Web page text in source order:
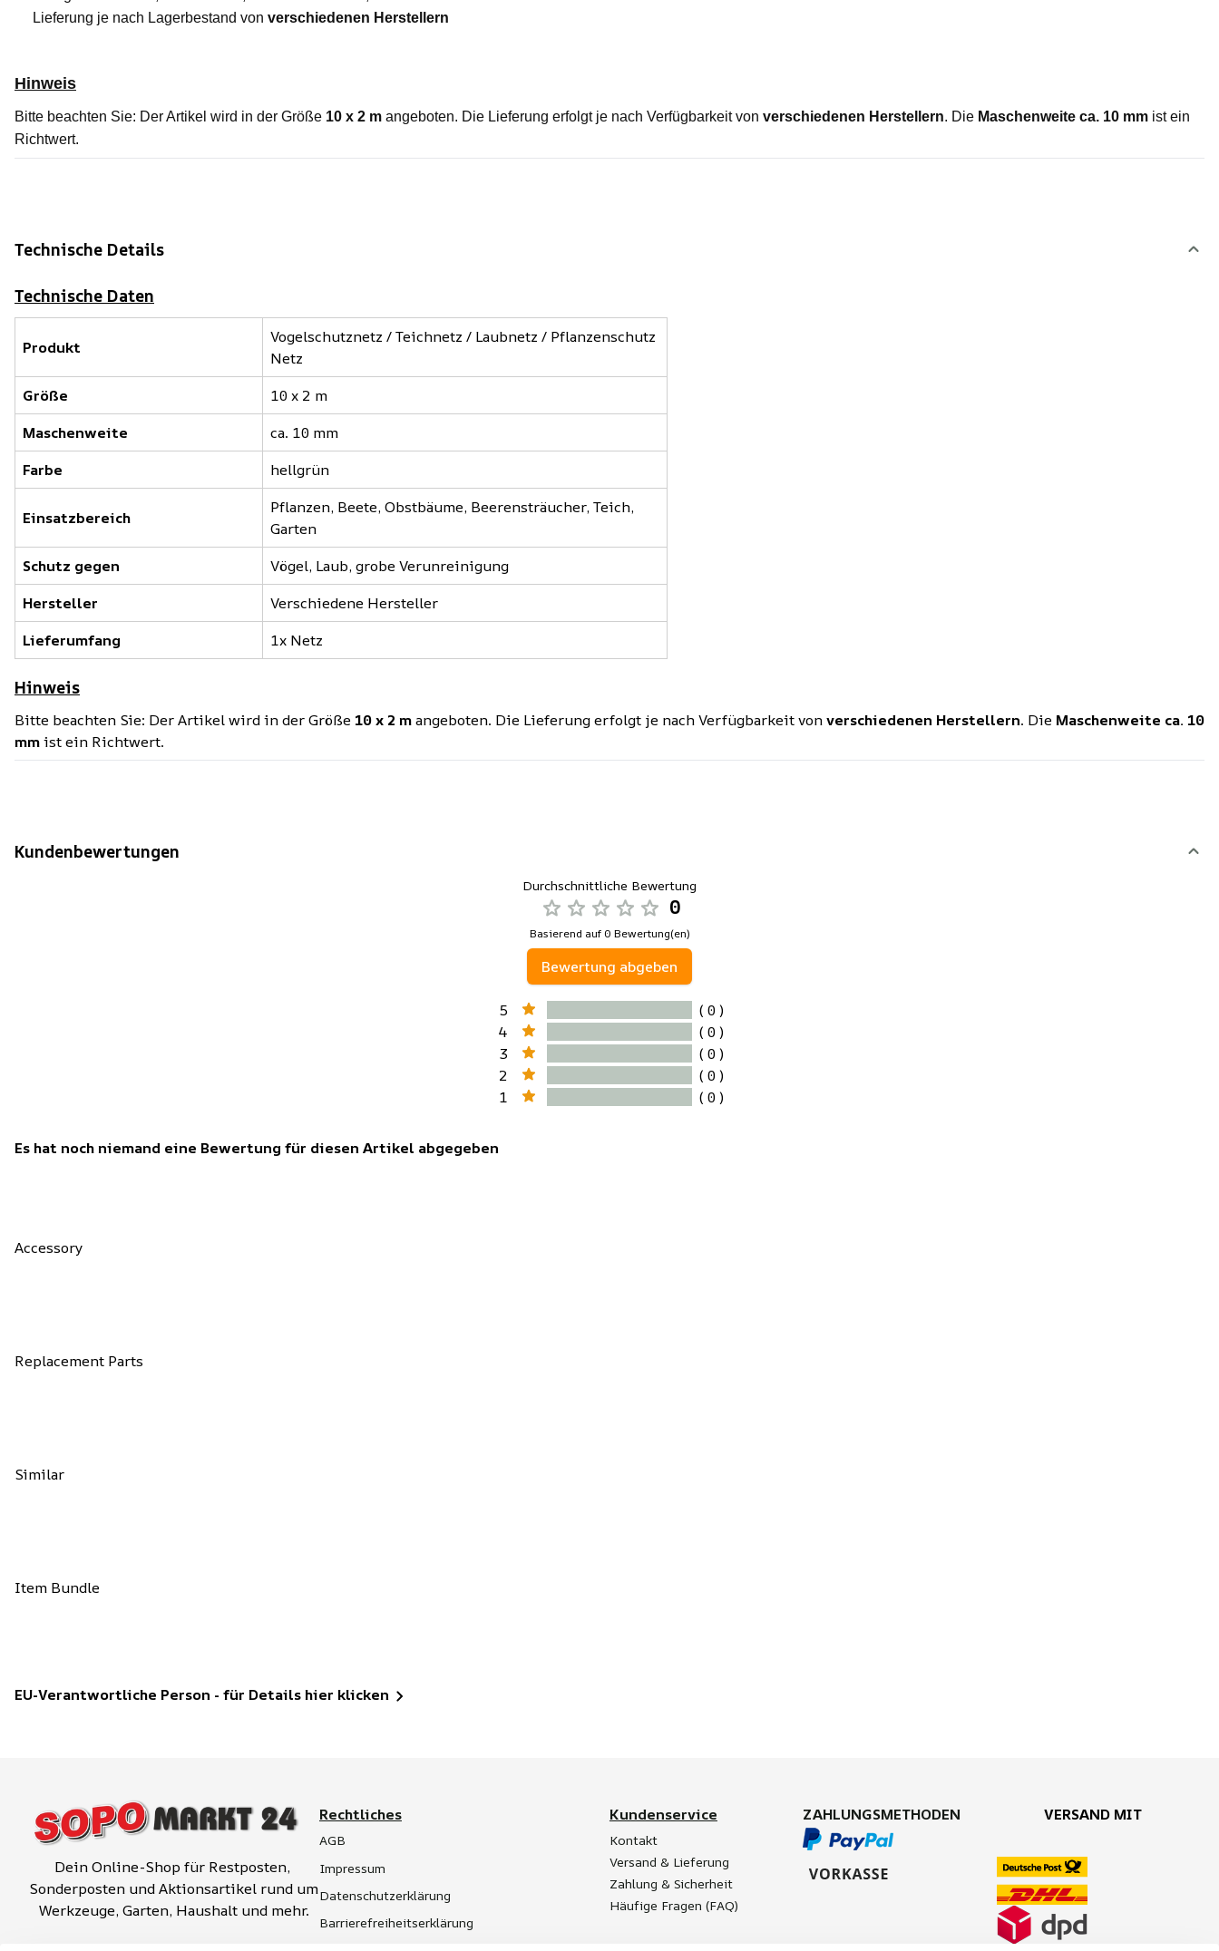
Lieferung je nach Lagerbestand von verschiedenen Herstellern
Hinweis
Bitte beachten Sie: Der Artikel wird in der Größe 10 x 2 m angeboten. Die Lieferung erfolgt je nach Verfügbarkeit von verschiedenen Herstellern. Die Maschenweite ca. 10 mm ist ein
Richtwert.
Technische Details
Technische Daten
Produkt
Vogelschutznetz / Teichnetz / Laubnetz / Pflanzenschutz
Netz
Größe
10 x 2 m
Maschenweite
ca. 10 mm
Farbe
hellgrün
Einsatzbereich
Pflanzen, Beete, Obstbäume, Beerensträucher, Teich,
Garten
Schutz gegen
Vögel, Laub, grobe Verunreinigung
Hersteller
Verschiedene Hersteller
Lieferumfang
1x Netz
Hinweis
Bitte beachten Sie: Der Artikel wird in der Größe 10 x 2 mangeboten. Die Lieferung erfolgt je nach Verfügbarkeit vonverschiedenen Herstellern. Die Maschenweite ca. 10
mmist ein Richtwert.
Kundenbewertungen
Durchschnittliche Bewertung
0
Basierend auf 0 Bewertung(en)
Bewertung abgeben
5
( 0 )
4
( 0 )
3
( 0 )
2
( 0 )
1
( 0 )
Es hat noch niemand eine Bewertung für diesen Artikel abgegeben
Accessory
Replacement Parts
Similar
Item Bundle
EU-Verantwortliche Person - für Details hier klicken
Dein Online-Shop für Restposten,
Sonderposten und Aktionsartikel rund um
Werkzeuge, Garten, Haushalt und mehr.
Rechtliches
AGB
Impressum
Datenschutzerklärung
Barrierefreiheitserklärung
Kundenservice
Kontakt
Versand & Lieferung
Zahlung & Sicherheit
Häufige Fragen (FAQ)
ZAHLUNGSMETHODEN VERSAND MIT